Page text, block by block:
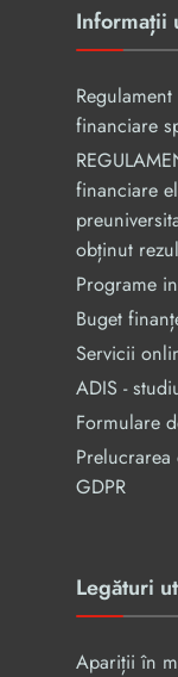
Informații
financiare
financiare
obținut
Programe
Buget
Servicii
ADIS -
Formulare
GDPR
Legături
Apariții în